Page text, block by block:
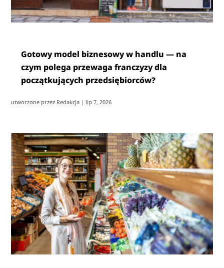
Gotowy model biznesowy w handlu — na
czym polega przewaga franczyzy dla
początkujących przedsiębiorców?
utworzone przez Redakcja | lip 7, 2026